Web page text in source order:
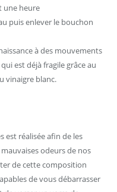
une heure
puis enlever le bouchon
à des mouvements
est déjà fragile grâce au
vinaigre blanc.
est réalisée afin de les
odeurs de nos
de cette composition
de vous débarrasser